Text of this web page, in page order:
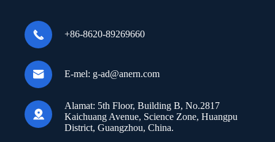
 +86-8620-89269660
 E-mel: g-ad@anern.com

Alamat: 5th Floor, Building B, No.2817
Kaichuang Avenue, Science Zone, Huangpu
District, Guangzhou, China.